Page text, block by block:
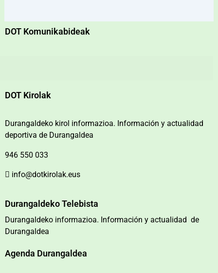
DOT Komunikabideak
DOT Kirolak
Durangaldeko kirol informazioa. Información y actualidad
deportiva de Durangaldea
946 550 033
info@dotkirolak.eus
Durangaldeko Telebista
Durangaldeko informazioa. Información y actualidad de
Durangaldea
Agenda Durangaldea